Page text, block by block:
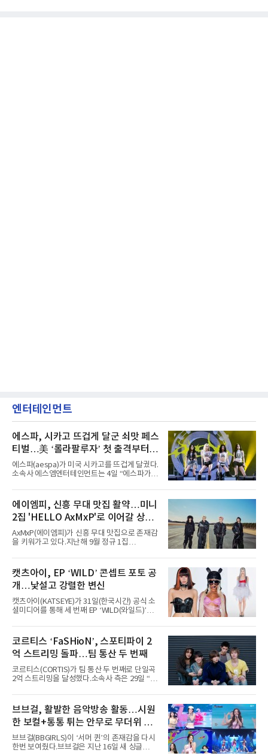
엔터테인먼트
에스파, 시카고 뜨겁게 달군 쇠맛 페스
티벌…美 ‘롤라팔루자’ 첫 출격부터
증명한 존재감
에스파(aespa)가 미국 시카고를 뜨겁게 달궜다.
소속사 에스엠엔터테인먼트는 4일 “에스파가
서 열린 ‘롤라팔루자 시카고’(Lollapalooza
Chicago)의 알리안츠 스테이지에 올랐다”며
“총 14곡으로 구성된 세트리스트를 선사, 데뷔 7
년 차다운 노련한 무대 매너와 파워풀한 에너지
로 현장의 분위기를 압도했다”고 밝혔다.1991
년 시작된 ‘롤라팔루자’는 8개 스테이지, 170여
팀의 아티스트와 40만 명 이상의 관객이 운집하
코르티스 등 K팝 스타들이 출연진 명단에 이름
을 올렸다.이날 에스파는
에이엠피, 신흥 무대 맛집 활약…미니
2집 'HELLO AxMxP'로 이어갈 상승
세
AxMxP(에이엠피)가 신흥 무대 맛집으로 존재감
을 키워가고 있다.지난해 9월 정규 1집
AxMxP는 데뷔 전부터 버스킹과 각종 페스티벌,
공연 무대에 오르며 실전 경험을 쌓아왔다.이들
은 소속사 패밀리 콘서트를 비롯해 '뷰티풀 민트
라이프 2025', '2025 부산국제록페스티벌' 등 대
형 무대에 잇달아 출연해 당찬 에너지와 풋풋한
매력으로 음악팬들의 눈도장을 찍었다.이후
AxMxP는 '카운트다운 판타지 2025-2026',
정적인 실력을 입증했고, 올해 '2026 어썸뮤직
페스티벌', '뷰티풀 민트 라이프 2026', '2026
캣츠아이, EP ‘WILD’ 콘셉트 포토 공
개…낯설고 강렬한 변신
캣츠아이(KATSEYE)가 31일(한국시간) 공식 소
셜미디어를 통해 세 번째 EP ‘WILD(와일드)’의
heart(와일드 하트)’라는 제목이 붙은 콘셉트 포
토에는 멤버들의 본능적이고 야성적인 면모가
강렬하게 담겼다. 짙은 아이섀도와 푸른빛·금빛·
붉은빛의 컬러 렌즈가 비현실적인 분위기를 자
아내고, 여러 원색이 불규칙하게 뒤섞인 멀티컬
러 헤어와 과감한 블루·블랙 립 메이크업이 낯설
고도 매혹적인 비주얼을 완성했다.스타일링 역
엣을 거침없이 결합했다. 멤버들은 각기 다른 개
성을 살린 스타일링을 선
코르티스 ‘FaSHioN’, 스포티파이 2
억 스트리밍 돌파…팀 통산 두 번째
코르티스(CORTIS)가 팀 통산 두 번째로 단일곡
2억 스트리밍을 달성했다.소속사 측은 29일 “코
벌 오디오·음원 스트리밍 플랫폼 스포티파이에
서 27일 자로 누적 재생 수 2억 회를 돌파했
다”고 밝혔다.곡이 발표된 지 약 10개월 만이다.
팀의 첫 번째 2억 스트리밍 곡은 동일 음반에 수
록된 ‘GO!’다. 이 노래는 공개 약 9개월 만인 지
난달 26일 자에 2억 고지를 밟았다. 이는 최근 5
년 내 데뷔한 보이그룹의 곡 중 최단기 2억 달성
브브걸, 활발한 음악방송 활동…시원
한 보컬+통통 튀는 안무로 무더위 사
냥
브브걸(BBGIRLS)이 ‘서머 퀸’의 존재감을 다시
한번 보여줬다.브브걸은 지난 16일 새 싱글